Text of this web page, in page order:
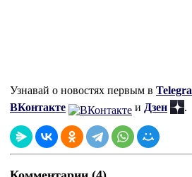
Узнавай о новостях первым в
ВКонтакте
и Дзен .